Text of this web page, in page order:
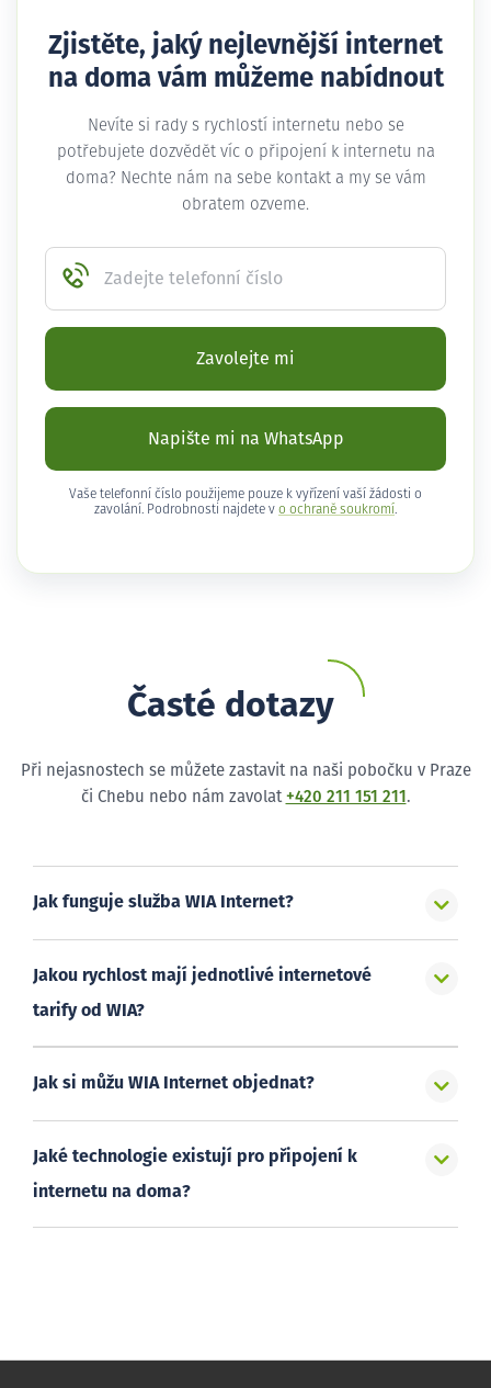
Zjistěte, jaký nejlevnější internet
na doma vám můžeme nabídnout
Nevíte si rady s rychlostí internetu nebo se
potřebujete dozvědět víc o připojení k internetu na
doma? Nechte nám na sebe kontakt a my se vám
obratem ozveme.
Zadejte telefonní číslo
Zavolejte mi
Napište mi na WhatsApp
Vaše telefonní číslo použijeme pouze k vyřízení vaší žádosti o
zavolání. Podrobnosti najdete v o ochraně soukromí .
Časté dotazy
Při nejasnostech se můžete zastavit na naši pobočku v Praze
či Chebu nebo nám zavolat +420 211 151 211 .
Jak funguje služba WIA Internet?
Jakou rychlost mají jednotlivé internetové
tarify od WIA?
Jak si můžu WIA Internet objednat?
Jaké technologie existují pro připojení k
internetu na doma?